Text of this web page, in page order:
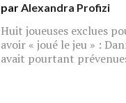
parAlexandra Profizi
Huit joueuses exclues
avoir « joué le jeu » :
avait pourtant